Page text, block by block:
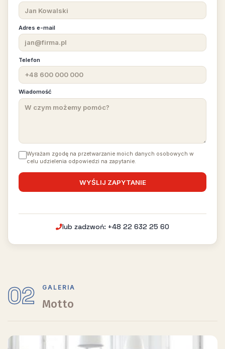
Adres e-mail
Telefon
Wiadomość
Wyrażam zgodę na przetwarzanie moich danych osobowych w
celu udzielenia odpowiedzi na zapytanie.
lub zadzwoń: +48 22 632 25 60
02 GALERIA
Motto